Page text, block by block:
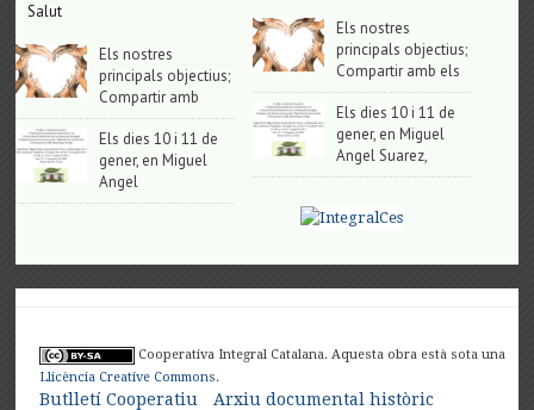
Salut
Els nostres
principals objectius;
Compartir amb
Els dies 10 i 11 de
gener, en Miguel
Angel
Els nostres
principals objectius;
Compartir amb els
Els dies 10 i 11 de
gener, en Miguel
Angel Suarez,
Cooperativa Integral Catalana. Aquesta obra està sota una
Llicència Creative Commons.
Butlletí Cooperatiu Arxiu documental històric